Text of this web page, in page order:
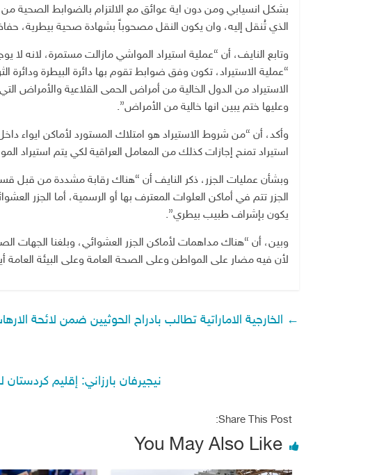
بشكل انسيابي ومن دون اية عوائق مع الالتزام بالضوابط الصحية
الذي تُنقل إليه، وان يكون النقل مصحوباً بشهادة صحية بيطرية،
وتابع النايف، أن “عملية استيراد المواشي مازالت مستمرة، لانه لا
“عملية الاستيراد، تكون وفق ضوابط تقوم بها دائرة البيطرة ودائرة
الاستيراد من الدول الخالية من أمراض الحمى القلاعية والأمراض
وعليها ختم يبين انها خالية من الأمراض”.
وأكد، أن “من شروط الاستيراد هو امتلاك المستورد لأماكن ايواء داخل
استيراد تمنح إجازات كذلك من المعامل العراقية لكي يتم استيراد
وبشأن عمليات الجزر، ذكر النايف أن “هناك رقابة مشددة من قبل
الجزر تتم في أماكن العلوات المعترف بها أو الرسمية، أما الجزر
يكون بإشراف طبيب بيطري”.
وبين، أن “هناك مداهمات لأماكن الجزر العشوائي، وبلغنا الجهات
لأن فيه مضار على المواطن وعلى الصحة العامة وعلى البيئة العامة
← الخارجية الاماراتية تطالب بادراح الحوثيين ضمن لائحة
نيجيرفان بارزاني: إقليم
Share This Post:
You May Also Like